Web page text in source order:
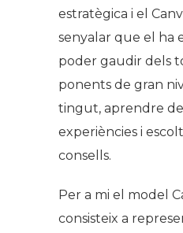
estratègica i el
senyalar que el ha
poder gaudir dels
ponents de gran
tingut, aprendre de
experiències i
consells.
Per a mi el model
consisteix a